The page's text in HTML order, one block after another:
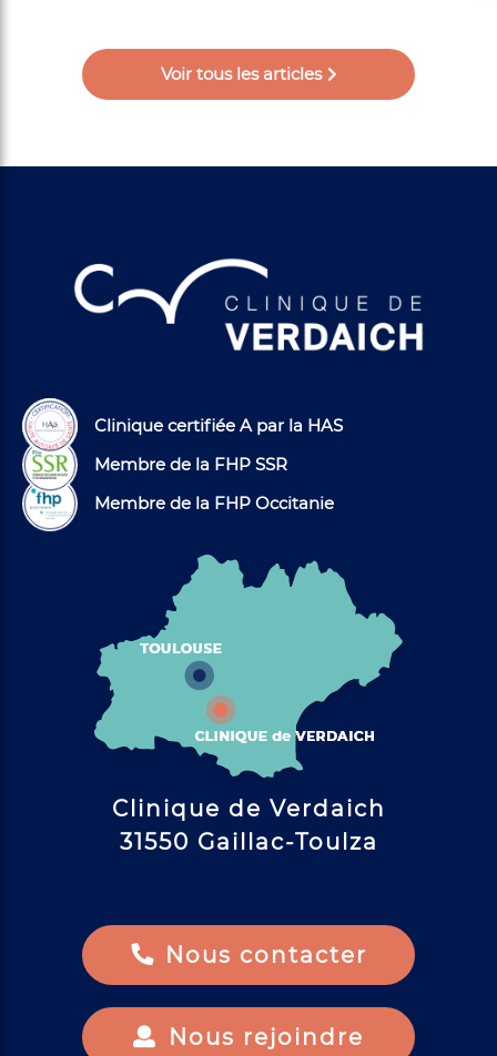
Voir tous les articles
Clinique certifiée A par la HAS
Membre de la FHP SSR
Membre de la FHP Occitanie
Clinique de Verdaich
31550 Gaillac-Toulza
Nous contacter
Nous rejoindre